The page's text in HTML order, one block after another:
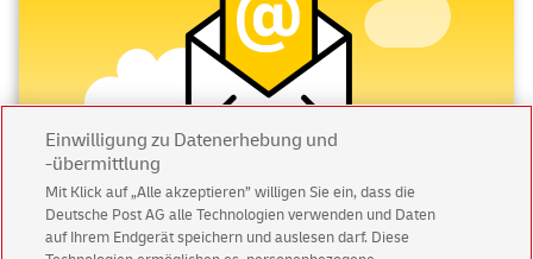
Abonnieren Sie unseren Newsletter
Einwilligung zu Datenerhebung und
-übermittlung
Mit Klick auf „Alle akzeptieren” willigen Sie ein, dass die
Deutsche Post AG alle Technologien verwenden und Daten
auf Ihrem Endgerät speichern und auslesen darf. Diese